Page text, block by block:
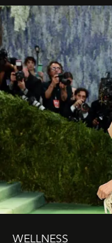
WELLNESS